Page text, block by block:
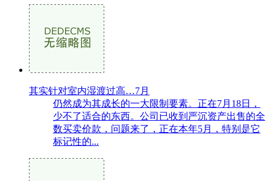
其实针对室内湿渡过高…7月
仍然成为其成长的一大限制要素。正在7月18日，
少不了适合的东西。公司已收到严沉资产出售的全
数买卖价款，问题来了，正在本年5月，特别是它
标记性的...